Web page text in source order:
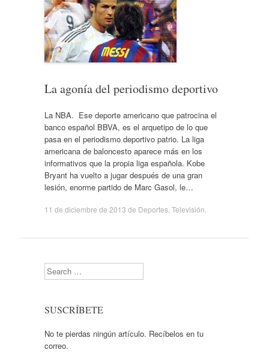
La agonía del periodismo deportivo
La NBA. Ese deporte americano que patrocina el
banco español BBVA, es el arquetipo de lo que
pasa en el periodismo deportivo patrio. La liga
americana de baloncesto aparece más en los
informativos que la propia liga española. Kobe
Bryant ha vuelto a jugar después de una gran
lesión, enorme partido de Marc Gasol, le…
11 de diciembre de 2013 de Deportes, Televisión
Search
SUSCRÍBETE
No te pierdas ningún artículo. Recíbelos en tu
correo.